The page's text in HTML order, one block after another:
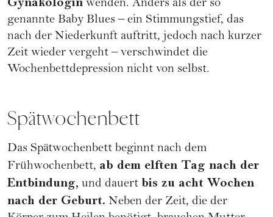
wenden. Anders als der so
genannte Baby Blues – ein Stimmungstief, das
nach der Niederkunft auftritt, jedoch nach kurzer
Zeit wieder vergeht – verschwindet die
Wochenbettdepression nicht von selbst.
Spätwochenbett
Das Spätwochenbett beginnt nach dem
Frühwochenbett, ab dem elften Tag nach der
Entbindung, und dauert bis zu acht Wochen
nach der Geburt. Neben der Zeit, die der